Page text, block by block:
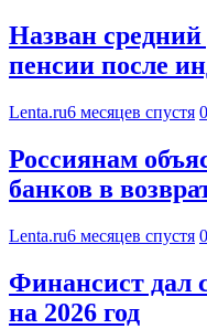
Назван
пенсии после
Lenta.ru6 месяцев спустя 0
Россиянам
банков в
Lenta.ru6 месяцев спустя 0
Финансист дал
на 2026 год